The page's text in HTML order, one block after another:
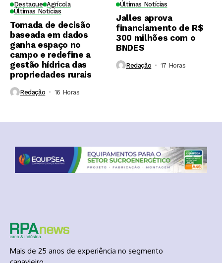
Destaque Agrícola
Últimas Notícias
Tomada de decisão
baseada em dados
ganha espaço no
campo e redefine a
gestão hídrica das
propriedades rurais
Redação 16 Horas ⁮
Últimas Notícias
Jalles aprova
financiamento de R$
300 milhões com o
BNDES
Redação 17 Horas ⁮
Mais de 25 anos de experiência no segmento